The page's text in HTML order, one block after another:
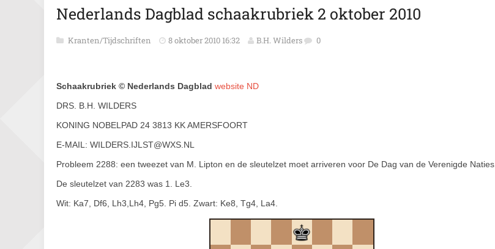
Nederlands Dagblad schaakrubriek 2 oktober 2010
Kranten/Tijdschriften 8 oktober 2010 16:32 B.H. Wilders 0
Schaakrubriek © Nederlands Dagblad website ND
DRS. B.H. WILDERS
KONING NOBELPAD 24 3813 KK AMERSFOORT
E-MAIL: WILDERS.IJLST@WXS.NL
Probleem 2288: een tweezet van M. Lipton en de sleutelzet moet arriveren voor De Dag van de Verenigde Naties.
De sleutelzet van 2283 was 1. Le3.
Wit: Ka7, Df6, Lh3,Lh4, Pg5. Pi d5. Zwart: Ke8, Tg4, La4.